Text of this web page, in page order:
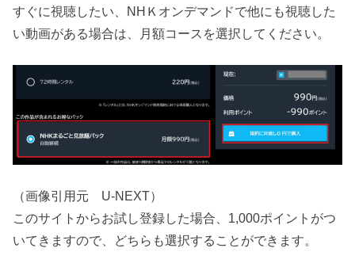
すぐに視聴したい、NHＫオンデマンドで他にも視聴した
い動画がある場合は、月額コースを選択してください。
（画像引用元 U-NEXT）
このサイトからお試し登録した場合、1,000ポイントがつ
いてきますので、どちらも選択することができます。